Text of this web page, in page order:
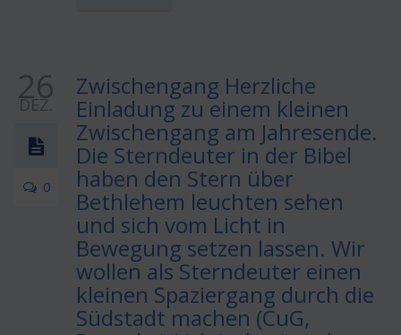
26
DEZ.
0
Zwischengang Herzliche
Einladung zu einem kleinen
Zwischengang am Jahresende.
Die Sterndeuter in der Bibel
haben den Stern über
Bethlehem leuchten sehen
und sich vom Licht in
Bewegung setzen lassen. Wir
wollen als Sterndeuter einen
kleinen Spaziergang durch die
Südstadt machen (CuG,